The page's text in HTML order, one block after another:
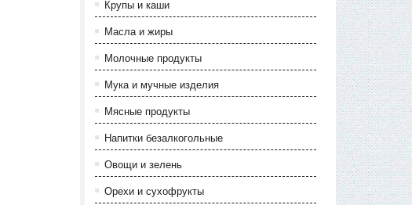
Крупы и каши
Масла и жиры
Молочные продукты
Мука и мучные изделия
Мясные продукты
Напитки безалкогольные
Овощи и зелень
Орехи и сухофрукты